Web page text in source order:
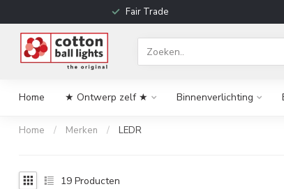
Fair Trade
Home ★ Ontwerp zelf ★ Binnenverlichting
Home / Merken / LEDR
19 Producten